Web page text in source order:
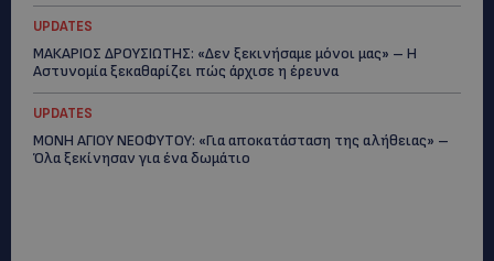
UPDATES
ΜΑΚΑΡΙΟΣ ΔΡΟΥΣΙΩΤΗΣ: «Δεν ξεκινήσαμε μόνοι μας» – Η
Αστυνομία ξεκαθαρίζει πώς άρχισε η έρευνα
UPDATES
ΜΟΝΗ ΑΓΙΟΥ ΝΕΟΦΥΤΟΥ: «Για αποκατάσταση της αλήθειας» –
Όλα ξεκίνησαν για ένα δωμάτιο